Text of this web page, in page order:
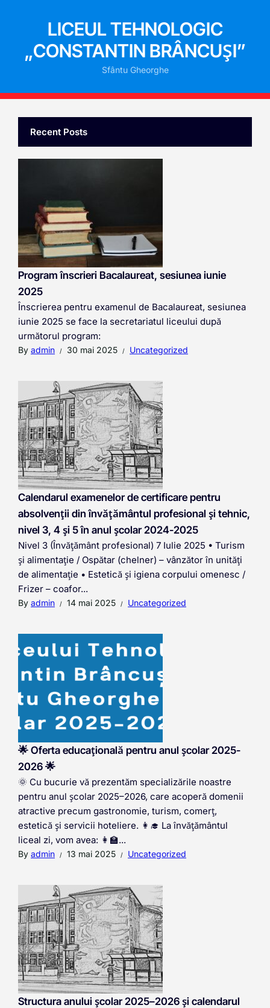
LICEUL TEHNOLOGIC
„CONSTANTIN BRÂNCUȘI”
Sfântu Gheorghe
Recent Posts
Program înscrieri Bacalaureat, sesiunea iunie
2025
Înscrierea pentru examenul de Bacalaureat, sesiunea
iunie 2025 se face la secretariatul liceului după
următorul program:
By admin 30 mai 2025 Uncategorized
Calendarul examenelor de certificare pentru
absolvenții din învățământul profesional și tehnic,
nivel 3, 4 și 5 în anul școlar 2024-2025
Nivel 3 (Învățământ profesional) 7 Iulie 2025 • Turism
și alimentație / Ospătar (chelner) – vânzător în unități
de alimentație • Estetică și igiena corpului omenesc /
Frizer – coafor...
By admin 14 mai 2025 Uncategorized
🌟 Oferta educațională pentru anul școlar 2025-
2026 🌟
🌞 Cu bucurie vă prezentăm specializările noastre
pentru anul școlar 2025–2026, care acoperă domenii
atractive precum gastronomie, turism, comerț,
estetică și servicii hoteliere. 👩‍🎓 La învățământul
liceal zi, vom avea: 👩‍🏫...
By admin 13 mai 2025 Uncategorized
Structura anului școlar 2025–2026 și calendarul